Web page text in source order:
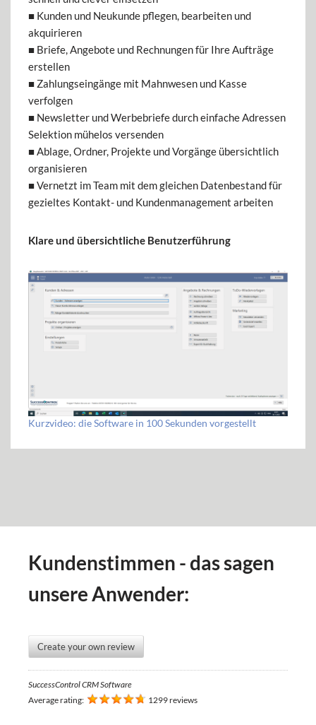
■ Kunden und Neukunde pflegen, bearbeiten und
akquirieren
■ Briefe, Angebote und Rechnungen für Ihre Aufträge
erstellen
■ Zahlungseingänge mit Mahnwesen und Kasse
verfolgen
■ Newsletter und Werbebriefe durch einfache Adressen
Selektion mühelos versenden
■ Ablage, Ordner, Projekte und Vorgänge übersichtlich
organisieren
■ Vernetzt im Team mit dem gleichen Datenbestand für
gezieltes Kontakt- und Kundenmanagement arbeiten
Klare und übersichtliche Benutzerführung
Kurzvideo: die Software in 100 Sekunden vorgestellt
Kundenstimmen - das sagen
unsere Anwender:
Create your own review
SuccessControl CRM Software
Average rating:
1299 reviews